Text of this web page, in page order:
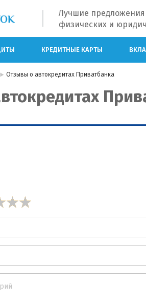
Лучшие предложения
физических и
КРЕДИТНЫЕ КАРТЫ
Отзывы о автокредитах Приватбанка